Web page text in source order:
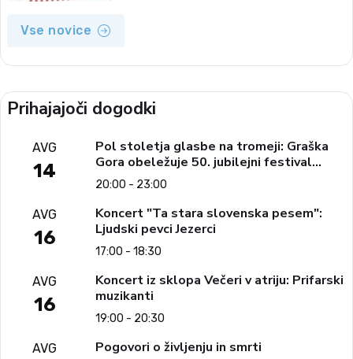
Vse novice
Prihajajoči dogodki
AVG
14
Pol stoletja glasbe na tromeji: Graška
Gora obeležuje 50. jubilejni festival
narodno-zabavne glasbe
20:00 - 23:00
AVG
16
Koncert "Ta stara slovenska pesem":
Ljudski pevci Jezerci
17:00 - 18:30
AVG
16
Koncert iz sklopa Večeri v atriju: Prifarski
muzikanti
19:00 - 20:30
AVG Pogovori o življenju in smrti